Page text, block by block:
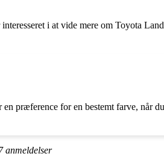
i at vide mere om Toyota
præference for en bestemt farve, når
anmeldelser